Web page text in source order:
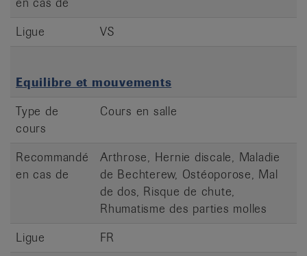
Ligue
VS
Equilibre et mouvements
Type de
cours
Cours en salle
Recommandé
en cas de
Arthrose, Hernie discale, Maladie
de Bechterew, Ostéoporose, Mal
de dos, Risque de chute,
Rhumatisme des parties molles
Ligue
FR